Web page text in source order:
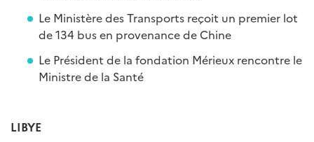
Le Ministère des Transports reçoit un premier lot
de 134 bus en provenance de Chine
Le Président de la fondation Mérieux rencontre le
Ministre de la Santé
LIBYE